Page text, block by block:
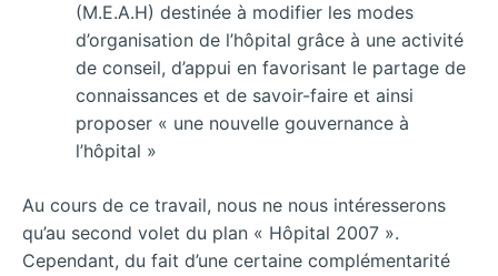
(M.E.A.H) destinée à modifier les modes
d’organisation de l’hôpital grâce à une activité
de conseil, d’appui en favorisant le partage de
connaissances et de savoir-faire et ainsi
proposer « une nouvelle gouvernance à
l’hôpital »
Au cours de ce travail, nous ne nous intéresserons
qu’au second volet du plan « Hôpital 2007 ».
Cependant, du fait d’une certaine complémentarité